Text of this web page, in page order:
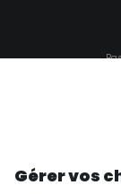
Gérer vos